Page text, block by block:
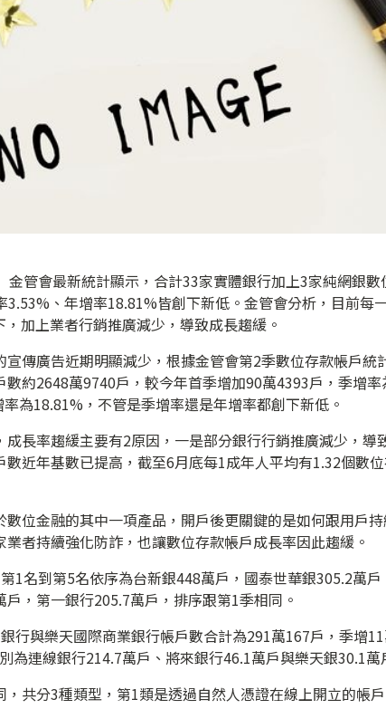
金管會最新統計顯示，合計33家實體銀行加上3家純網銀
、年增率18.81%皆創下新低。金管會分析，目前每
加上業者行銷推廣減少，導致成長趨緩。
傳廣告近期明顯減少，根據金管會第2季數位存款帳戶統
約2648萬9740戶，較今年首季增加90萬4393戶，季增率
為18.81%，不管是季增率還是年增率都創下新低。
長率趨緩主要有2原因，一是部分銀行行銷推廣減少，導
近年基數已提高，截至6月底每1成年人平均有1.32個數
位金融的其中一項產品，開戶後更關鍵的是如何跟用戶持
者持續強化防詐，也讓數位存款帳戶成長率因此趨緩。
1名到第5名依序為台新銀448萬戶，國泰世華銀305.2萬戶
，第一銀行205.7萬戶，排序跟第1季相同。
行與樂天國際商業銀行帳戶數合計為291萬167戶，季增
為連線銀行214.7萬戶、將來銀行46.1萬戶與樂天銀30.1萬
共分3種類型，第1類是透過自然人憑證在線上開立的帳